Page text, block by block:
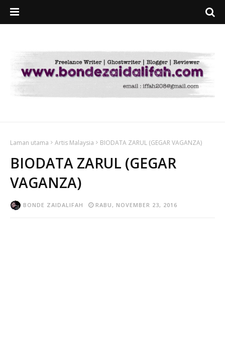
Laman utama Artis Malaysia BIODATA ZARUL (GEGAR VAGANZA)
BIODATA ZARUL (GEGAR
VAGANZA)
BONDE ZAIDALIFAH RABU, NOVEMBER 23, 2016